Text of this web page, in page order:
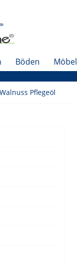
Böden Möbel
Walnuss Pflegeöl